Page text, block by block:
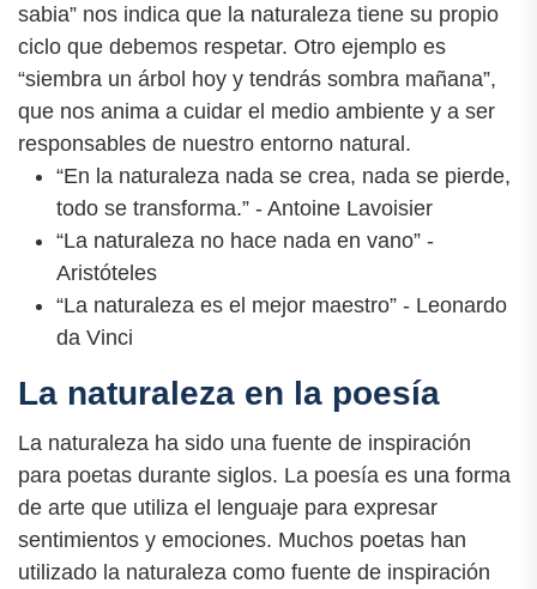
sabia” nos indica que la naturaleza tiene su propio
ciclo que debemos respetar. Otro ejemplo es
“siembra un árbol hoy y tendrás sombra mañana”,
que nos anima a cuidar el medio ambiente y a ser
responsables de nuestro entorno natural.
“En la naturaleza nada se crea, nada se pierde,
todo se transforma.” - Antoine Lavoisier
“La naturaleza no hace nada en vano” -
Aristóteles
“La naturaleza es el mejor maestro” - Leonardo
da Vinci
La naturaleza en la poesía
La naturaleza ha sido una fuente de inspiración
para poetas durante siglos. La poesía es una forma
de arte que utiliza el lenguaje para expresar
sentimientos y emociones. Muchos poetas han
utilizado la naturaleza como fuente de inspiración